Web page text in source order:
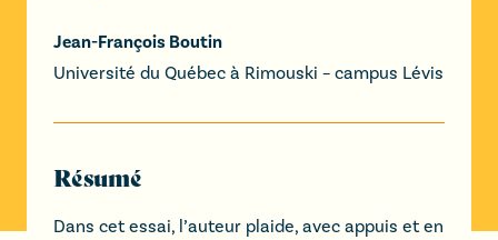
Jean-François Boutin
Université du Québec à Rimouski – campus Lévis
Résumé
Dans cet essai, l’auteur plaide, avec appuis et en